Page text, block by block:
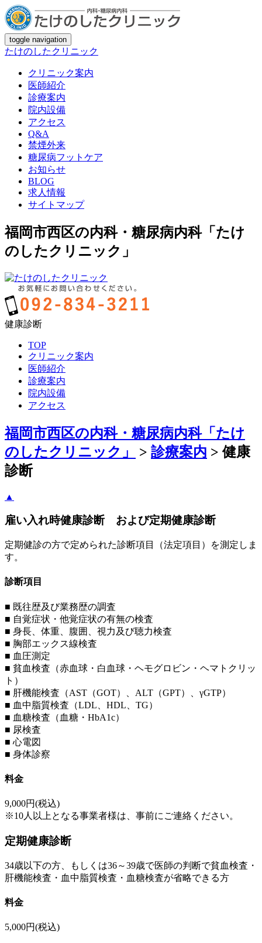
toggle navigation
たけのしたクリニック
クリニック案内
医師紹介
診療案内
院内設備
アクセス
Q&A
禁煙外来
糖尿病フットケア
お知らせ
BLOG
求人情報
サイトマップ
福岡市西区の内科・糖尿病内科「たけ
のしたクリニック」
健康診断
TOP
クリニック案内
医師紹介
診療案内
院内設備
アクセス
福岡市西区の内科・糖尿病内科「たけ
のしたクリニック」
> 診療案内 >健康
診断
▲
雇い入れ時健康診断 および定期健康診断
定期健診の方で定められた診断項目（法定項目）を測定しま
す。
診断項目
■ 既往歴及び業務歴の調査
■ 自覚症状・他覚症状の有無の検査
■ 身長、体重、腹囲、視力及び聴力検査
■ 胸部エックス線検査
■ 血圧測定
■ 貧血検査（赤血球・白血球・ヘモグロビン・ヘマトクリッ
ト）
■ 肝機能検査（AST（GOT）、ALT（GPT）、γGTP）
■ 血中脂質検査（LDL、HDL、TG）
■ 血糖検査（血糖・HbA1c）
■ 尿検査
■ 心電図
■ 身体診察
料金
9,000円(税込)
※10人以上となる事業者様は、事前にご連絡ください。
定期健康診断
34歳以下の方、もしくは36～39歳で医師の判断で貧血検査・
肝機能検査・血中脂質検査・血糖検査が省略できる方
料金
5,000円(税込)